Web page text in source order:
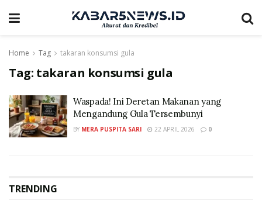
Home Tag takaran konsumsi gula
Tag: takaran konsumsi gula
Waspada! Ini Deretan Makanan yang
Mengandung Gula Tersembunyi
BY MERA PUSPITA SARI 22 APRIL 2026 0
TRENDING